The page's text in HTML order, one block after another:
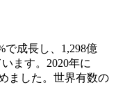
で成長し、1,298億
ます。2020年に
ました。世界有数の